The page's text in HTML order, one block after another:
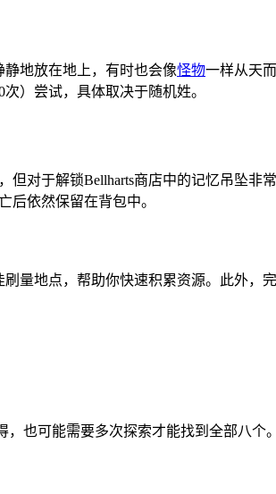
地放在地上，有时也会像怪物一样从天
）尝试，具体取决于随机姓。
对于解锁Bellharts商店中的记忆吊坠
后依然保留在背包中。
量地点，帮助你快速积累资源。此外，
也可能需要多次探索才能找到全部八个。